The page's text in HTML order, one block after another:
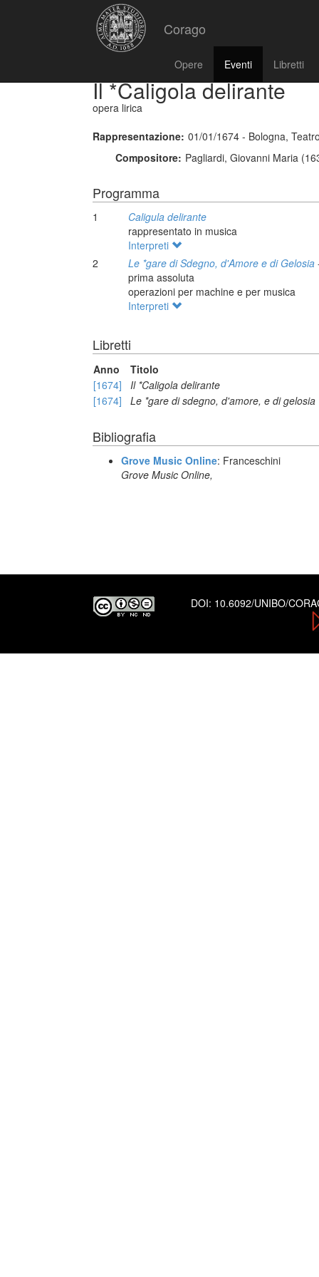
Corago
Opere Eventi Libretti
Il *Caligola delirante
opera lirica
Rappresentazione: 01/01/1674 - Bologna,
Compositore: Pagliardi, Giovanni Maria
Programma
1
Caligula delirante
rappresentato in musica
Interpreti
2
Le *gare di Sdegno, d'Amore e di Gelosia
prima assoluta
operazioni per machine e per musica
Interpreti
Libretti
Anno
Titolo
[1674]
Il *Caligola delirante
[1674]
Le *gare di sdegno, d'amore, e di gelosia
Bibliografia
Grove Music Online: Franceschini
Grove Music Online,
DOI: 10.6092/UNIBO/